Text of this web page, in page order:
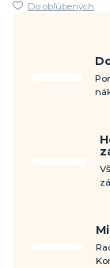
Do obľúbených